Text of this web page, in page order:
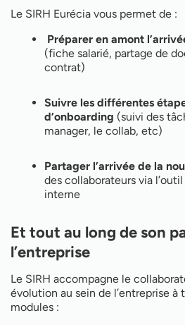
Le SIRH Eurécia vous permet de :
Préparer en amont
(fiche salarié, partage de
contrat)
Suivre les différentes
d’onboarding (suivi des
manager, le collab, etc)
Partager l’arrivée de la
des collaborateurs via
interne
Et tout au long de son
l’entreprise
Le SIRH accompagne le
évolution au sein de l’entreprise à
modules :